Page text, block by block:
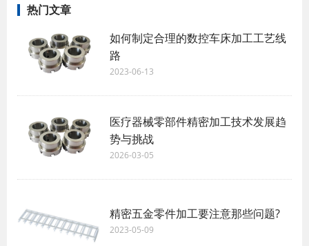
热门文章
如何制定合理的数控车床加工工艺线
路
2023-06-13
医疗器械零部件精密加工技术发展趋
势与挑战
2026-03-05
精密五金零件加工要注意那些问题?
2023-05-09